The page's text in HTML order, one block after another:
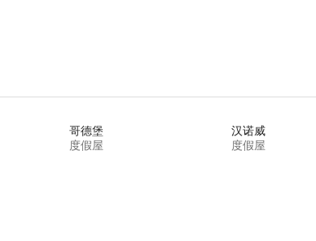
哥德堡
度假屋
汉诺威
度假屋